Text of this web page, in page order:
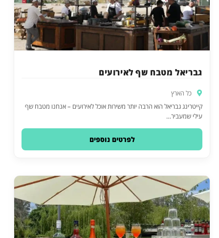
גבריאל מטבח שף לאירועים
כל הארץ
קייטרינג גבריאל הוא הרבה יותר משירות אוכל לאירועים – אנחנו מטבח שף
עילי שמעביר…
לפרטים נוספים